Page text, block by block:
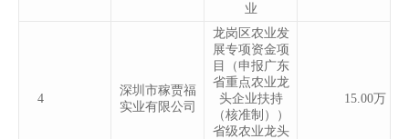
业
4
深圳市稼贾福
实业有限公司
龙岗区农业发
展专项资金项
目（申报广东
省重点农业龙
头企业扶持
（核准制））
省级农业龙头
15.00万